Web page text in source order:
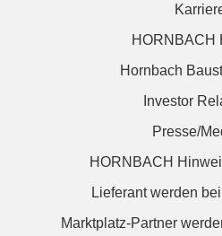
HORNBACH
Hornbach
Investor
Presse/
HORNBACH
Lieferant werden
Marktplatz-Partner